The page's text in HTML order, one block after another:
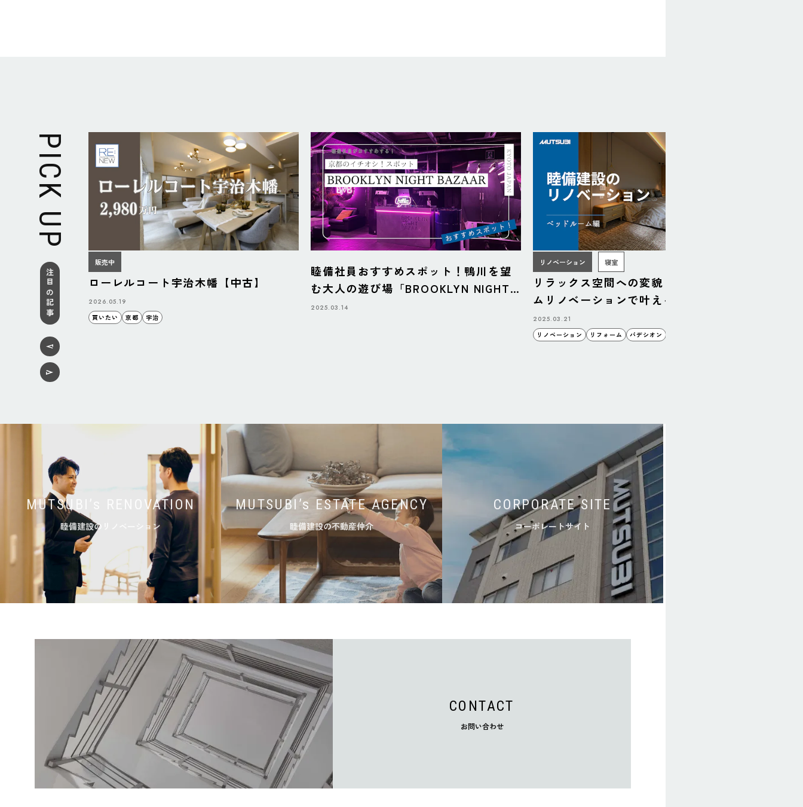
PICK UP
注目の記事
販売中
ローレルコート宇治木幡【中古】
2026.05.19
買いたい
京都 宇治
睦備社員おすすめスポット！鴨川を望
む大人の遊び場「BROOKLYN NIGHT
BAZAAR」
2025.03.14
リノベーション 寝室
リラックス空間への変貌！ベッドルー
ムリノベーションで叶える理想の寝室
2025.03.21
リノベーション
リフォーム パデシオン
MUTSUBI’s RENOVATION
睦備建設のリノベーション
MUTSUBI’s ESTATE AGENCY
睦備建設の不動産仲介
CORPORATE SITE
コーポレートサイト
CONTACT
お問い合わせ